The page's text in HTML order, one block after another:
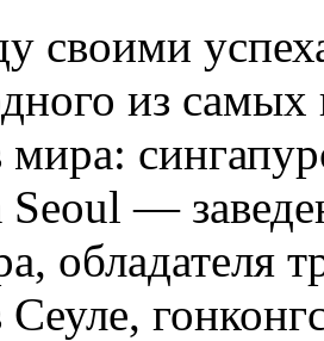
своими
из
мира:
Seoul —
обладателя
Сеуле,